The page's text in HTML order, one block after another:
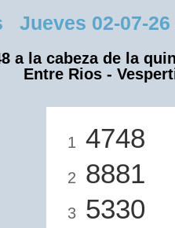
02-07-26
a la cabeza de la
Entre Rios -
1 4748
2 8881
3 5330